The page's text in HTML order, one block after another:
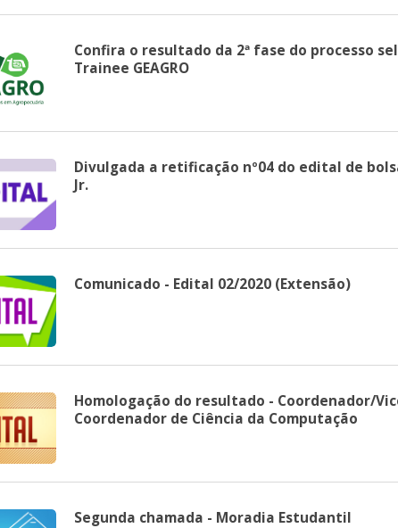
Confira o resultado da 2ª fase do processo
Trainee GEAGRO
Divulgada a retificação nº04 do edital de
Jr.
Comunicado - Edital 02/2020 (Extensão)
Homologação do resultado - Coordenador/
Coordenador de Ciência da Computação
Segunda chamada - Moradia Estudantil